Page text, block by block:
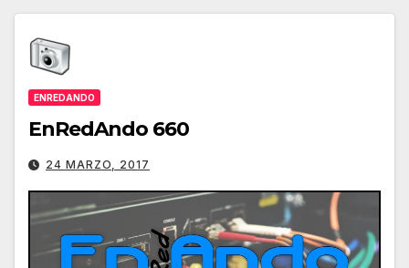
ENREDANDO
EnRedAndo 660
24 MARZO, 2017